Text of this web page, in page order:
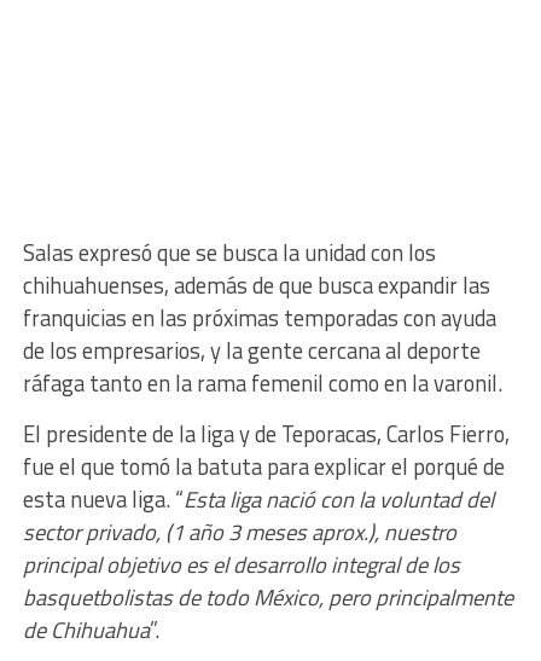
Salas expresó que se busca la unidad con los
chihuahuenses, además de que busca expandir las
franquicias en las próximas temporadas con ayuda
de los empresarios, y la gente cercana al deporte
ráfaga tanto en la rama femenil como en la varonil.
El presidente de la liga y de Teporacas, Carlos Fierro,
fue el que tomó la batuta para explicar el porqué de
esta nueva liga. “Esta liga nació con la voluntad del
sector privado, (1 año 3 meses aprox.), nuestro
principal objetivo es el desarrollo integral de los
basquetbolistas de todo México, pero principalmente
de Chihuahua”.